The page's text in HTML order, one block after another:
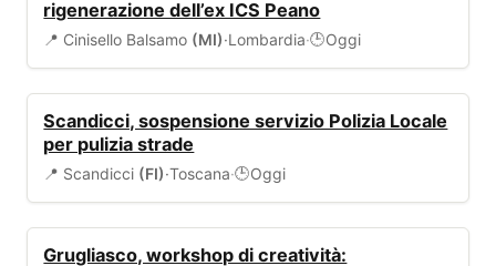
rigenerazione dell’ex ICS Peano
📍 Cinisello Balsamo (MI)·Lombardia·🕒Oggi
Scandicci, sospensione servizio Polizia Locale
per pulizia strade
📍 Scandicci (FI)·Toscana·🕒Oggi
Grugliasco, workshop di creatività: